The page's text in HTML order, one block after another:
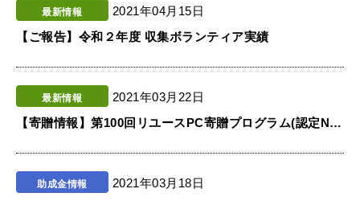
最新情報
2021年04月15日
【ご報告】令和２年度 収集ボランティア実績
最新情報
2021年03月22日
【寄贈情報】第100回リユースPC寄贈プログラム(認定NPO法人イーパーツ)
助成金情報
2021年03月18日